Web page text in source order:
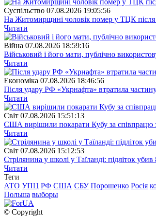
Суспiльство 07.08.2026 19:05:56
На Житомирщині чоловік помер у ТЦК після
Читати
Війна 07.08.2026 18:59:16
Військовий і його мати, публічно
Читати
Економіка 07.08.2026 18:46:56
Після удару РФ «Укрнафта» втратила
Читати
Свiт 07.08.2026 15:51:13
США вирішили покарати Кубу за співпрацю
Читати
Свiт 07.08.2026 15:12:53
Стрілянина у школі у Таїланді: підліток
Читати
Теги
АТО УПЦ РФ США СБУ Порошенко Росія
Польша выборы
© Copyright